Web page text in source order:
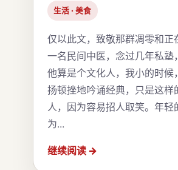
生活 · 美食
仅以此文，致敬那群凋零和
一名民间中医，念过几年私
他算是个文化人，我小的时
扬顿挫地吟诵经典，只是这
人，因为容易招人取笑。年
为...
继续阅读